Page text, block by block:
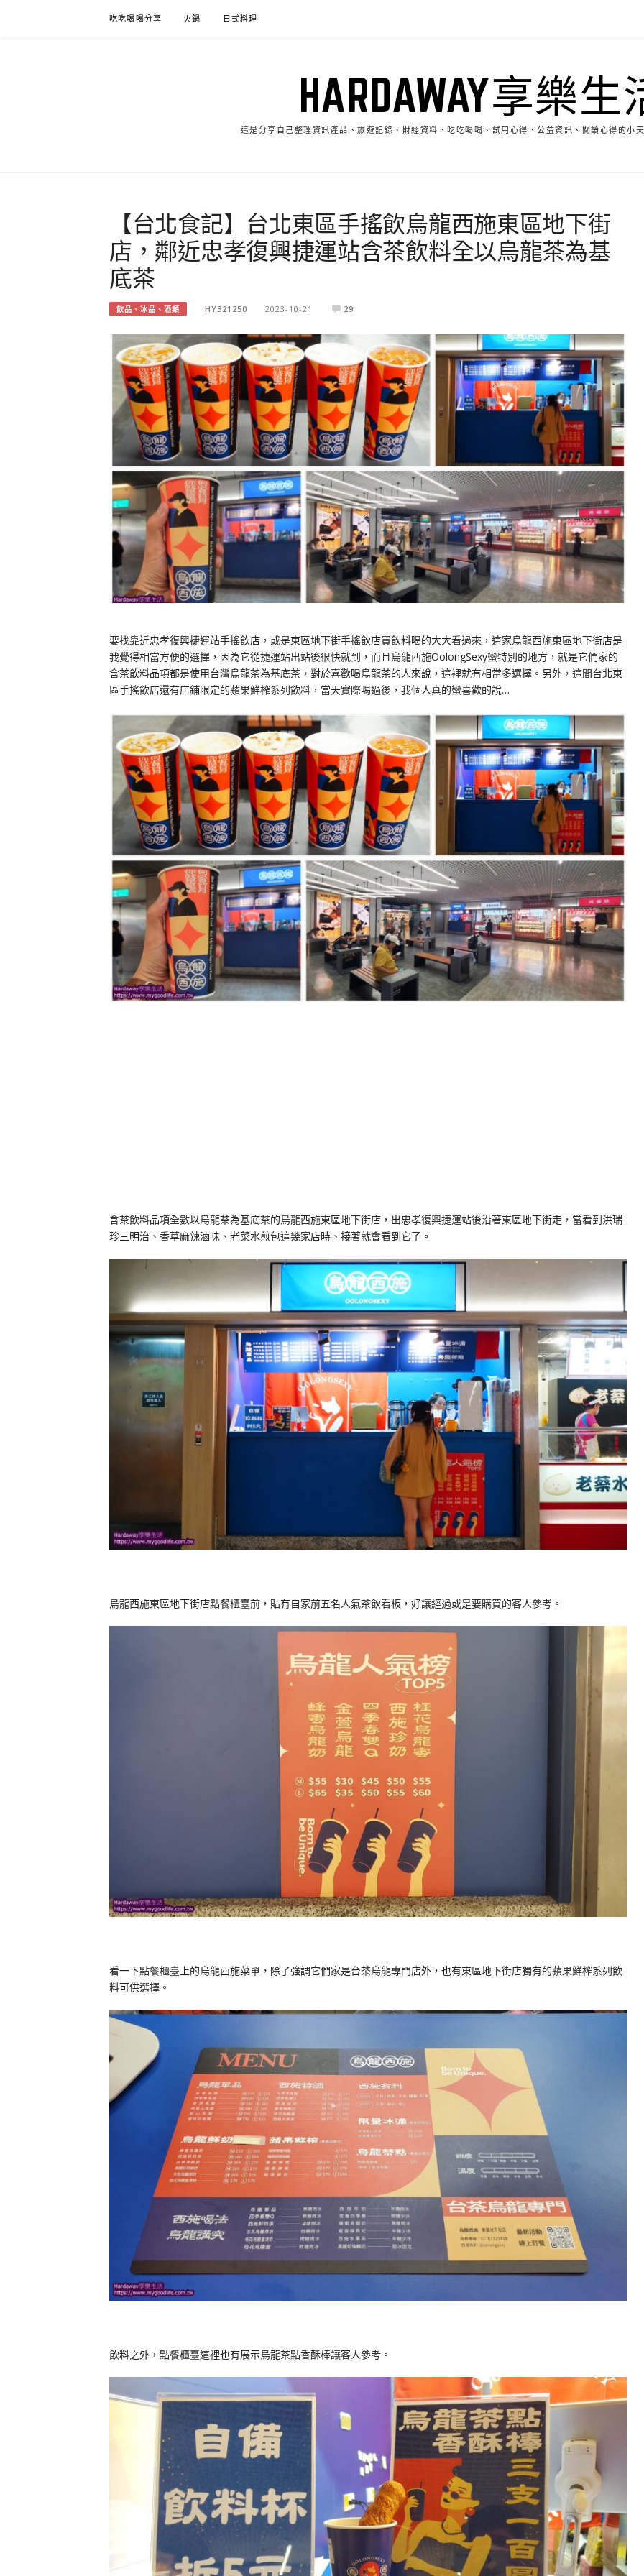
吃吃喝喝分享 火鍋 日式料理
HARDAWAY享樂生
這是分享自己整理資訊產品、旅遊記錄、財經資料、吃吃喝喝、試用心得、公益資訊、閱讀心得的小
【台北食記】台北東區手搖飲烏龍西施東區地下街
店，鄰近忠孝復興捷運站含茶飲料全以烏龍茶為基
底茶
飲品、冰品、酒類 HY321250 2023-10-21 29
要找靠近忠孝復興捷運站手搖飲店，或是東區地下街手搖飲店買飲料喝的大大看過來，這家烏龍西施東區地下街店是
我覺得相當方便的選擇，因為它從捷運站出站後很快就到，而且烏龍西施OolongSexy蠻特別的地方，就是它們家的
含茶飲料品項都是使用台灣烏龍茶為基底茶，對於喜歡喝烏龍茶的人來說，這裡就有相當多選擇。另外，這間台北東
區手搖飲店還有店鋪限定的蘋果鮮榨系列飲料，當天實際喝過後，我個人真的蠻喜歡的說…
含茶飲料品項全數以烏龍茶為基底茶的烏龍西施東區地下街店，出忠孝復興捷運站後沿著東區地下街走，當看到洪瑞
珍三明治、香草麻辣滷味、老菜水煎包這幾家店時、接著就會看到它了。
烏龍西施東區地下街店點餐櫃臺前，貼有自家前五名人氣茶飲看板，好讓經過或是要購買的客人參考。
看一下點餐櫃臺上的烏龍西施菜單，除了強調它們家是台茶烏龍專門店外，也有東區地下街店獨有的蘋果鮮榨系列飲
料可供選擇。
飲料之外，點餐櫃臺這裡也有展示烏龍茶點香酥棒讓客人參考。